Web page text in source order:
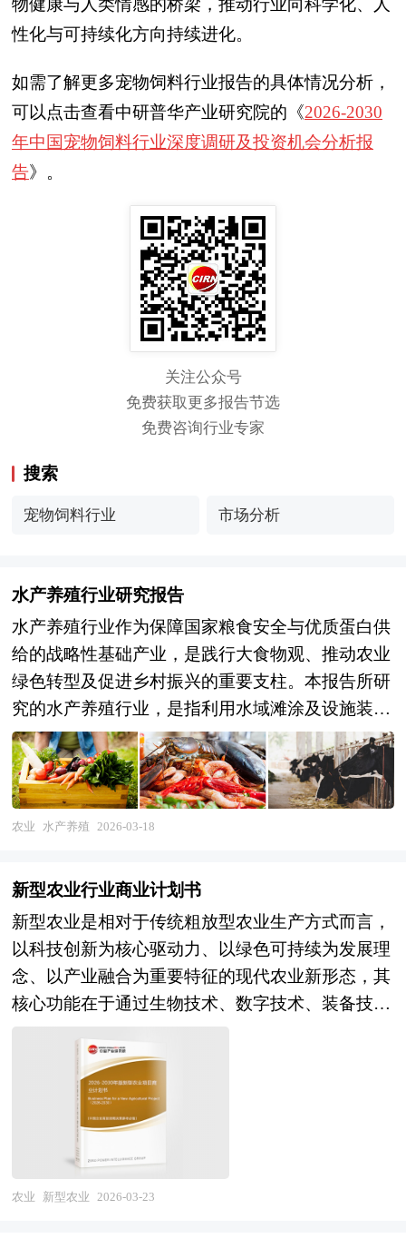
物健康与人类情感的桥梁，推动行业向科学化、人
性化与可持续化方向持续进化。
如需了解更多宠物饲料行业报告的具体情况分析，
可以点击查看中研普华产业研究院的《2026-2030
年中国宠物饲料行业深度调研及投资机会分析报
告》。
关注公众号
免费获取更多报告节选
免费咨询行业专家
搜索
宠物饲料行业 市场分析
水产养殖行业研究报告
水产养殖行业作为保障国家粮食安全与优质蛋白供
给的战略性基础产业，是践行大食物观、推动农业
绿色转型及促进乡村振兴的重要支柱。本报告所研
究的水产养殖行业，是指利用水域滩涂及设施装
备，通过人工繁育、饲养管理及病害防控等手段生
产水生动植物产品的农业生产活动，涵盖淡水养殖
（鱼类、甲壳类、贝类）、海水养殖（海珍品、藻
类、贝类）及深远海养殖、稻渔综合种养等多元模
生生物学、营养与饲料学、生态学、装备工程及食
品科学等多个专业领域，具有资源依赖性强、环境
敏感性高、疫病风险突出、周期性波动显著等典型
特征。随着居民膳食结构升级、海洋牧场建设加速
及"双碳"目标推进，水产养殖已从传统的产量扩张
模式向生态健康养殖、智慧精准养殖及全产业链高
值化方向深度转型，其产业价值正从初级农产品供
给向食品安全保障、生态修复服务及碳汇功能实现
多元延伸。 当前中国水产养殖产业正处于从"粗放
增长"向"绿色发展"转型、从"近岸密集"向"深远海
拓展"升级的关键攻坚期。经过多年发展，我国已
成为全球最大的水产养殖国，养殖产量占世界总产
农业 水产养殖 2026-03-18
新型农业行业商业计划书
新型农业是相对于传统粗放型农业生产方式而言，
以科技创新为核心驱动力、以绿色可持续为发展理
念、以产业融合为重要特征的现代农业新形态，其
核心功能在于通过生物技术、数字技术、装备技术
约化与生态化，全面提升土地产出率、劳动生产率
与资源利用率，保障国家粮食安全与重要农产品有
效供给。从产业范畴来看，新型农业涵盖生物育
种、智慧农业、设施农业、循环农业、有机农业、
都市农业、创意农业及农业服务化等多元业态，贯
穿产前（种业创新、智能装备、农业大数据）、产
农业 新型农业 2026-03-23